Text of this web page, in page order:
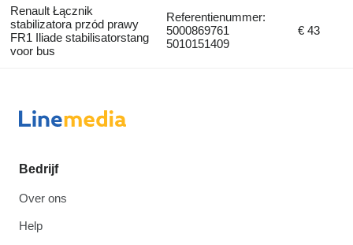
Renault Łącznik
stabilizatora przód prawy
FR1 Iliade stabilisatorstang
voor bus
Referentienummer:
5000869761
5010151409
€ 43
Bedrijf
Over ons
Help